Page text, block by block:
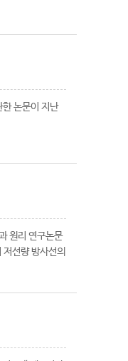
한 논문이 지난
원리 연구논문
선량 방사선의